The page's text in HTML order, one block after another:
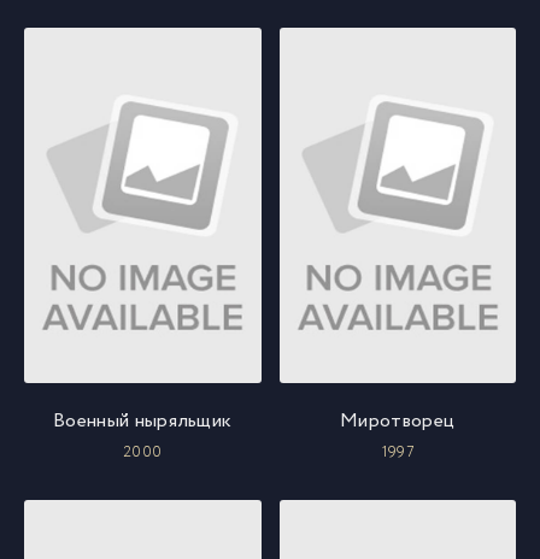
Военный ныряльщик
2000
Миротворец
1997